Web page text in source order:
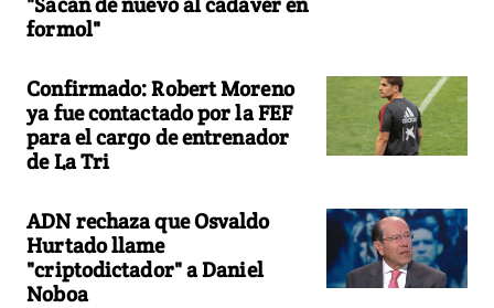
formol"
Confirmado: Robert Moreno
ya fue contactado por la FEF
para el cargo de entrenador
de La Tri
ADN rechaza que Osvaldo
Hurtado llame
"criptodictador" a Daniel
Noboa